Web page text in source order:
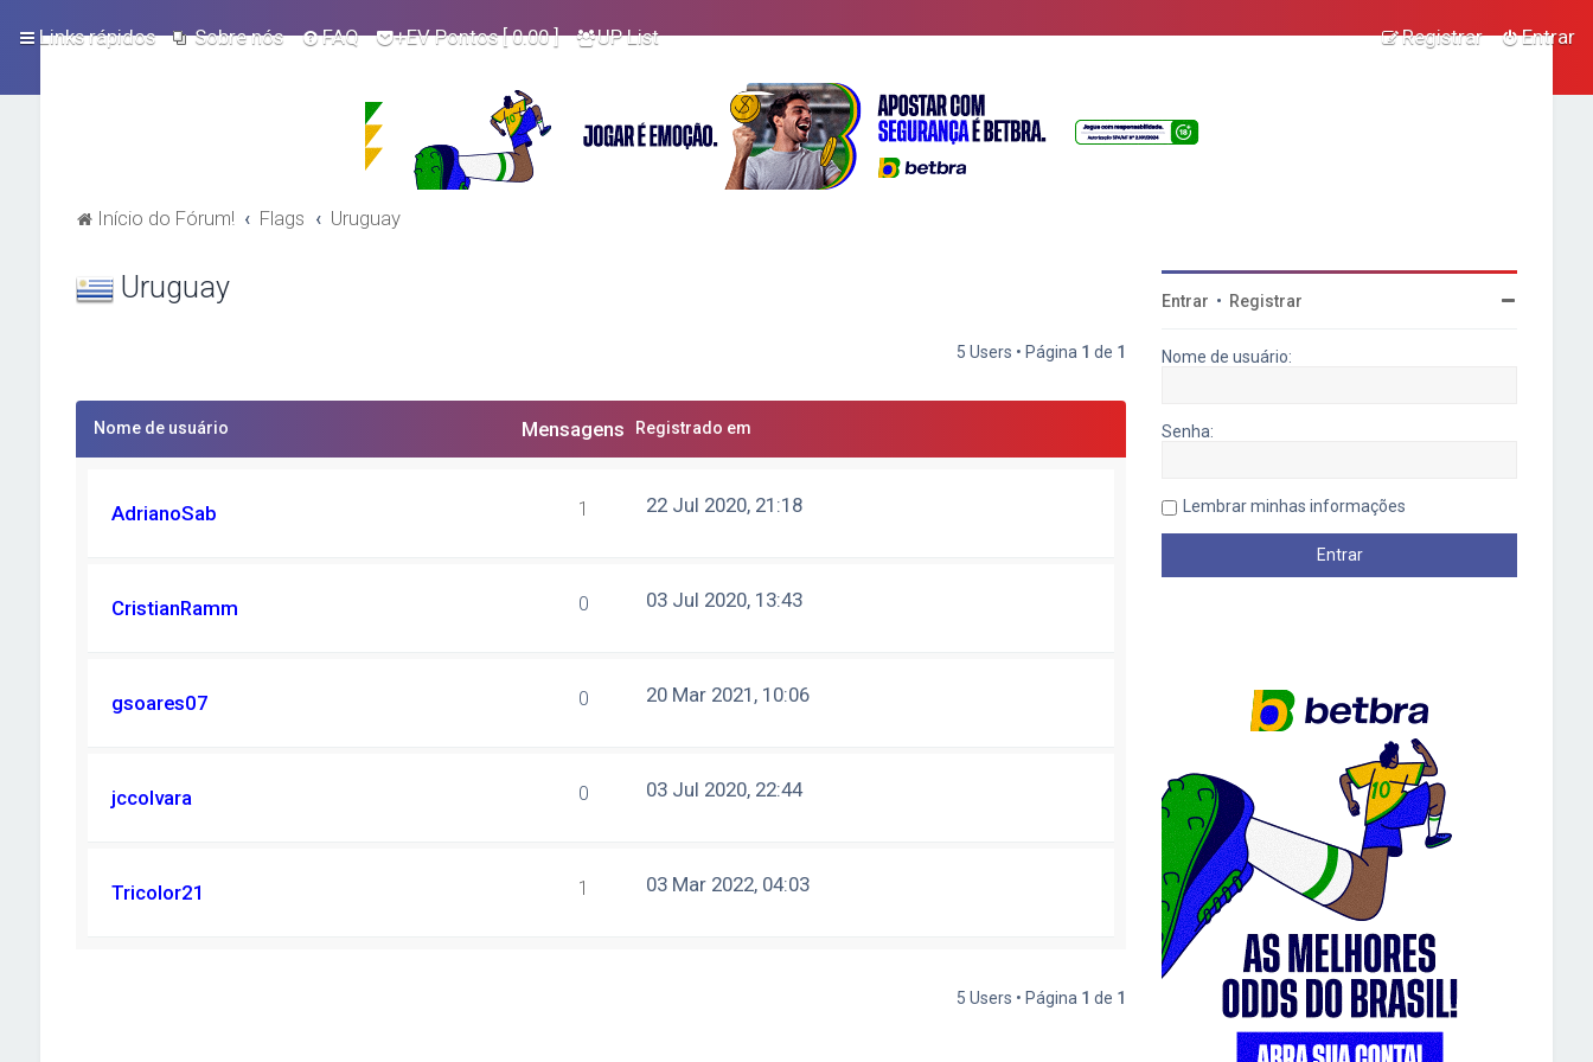
Links rápidos Sobre nós FAQ +EV Pontos[ 0.00 ] UP List Entrar
Registrar
Início do Fórum! Flags Uruguay
Uruguay
5 Users • Página 1 de 1
Nome de usuário Mensagens Registrado em
AdrianoSab 1 22 Jul 2020, 21:18
CristianRamm 0 03 Jul 2020, 13:43
gsoares07 0 20 Mar 2021, 10:06
jccolvara 0 03 Jul 2020, 22:44
Tricolor21 1 03 Mar 2022, 04:03
5 Users • Página 1 de 1
Entrar • Registrar
Nome de usuário:
Senha:
Lembrar minhas informações